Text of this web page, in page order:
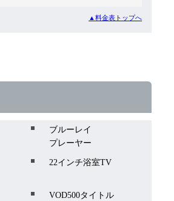
▲料金表トップへ
ブルーレイ
プレーヤー
22インチ浴室TV
VOD500タイトル